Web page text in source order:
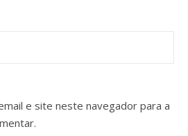
e site neste navegador para a